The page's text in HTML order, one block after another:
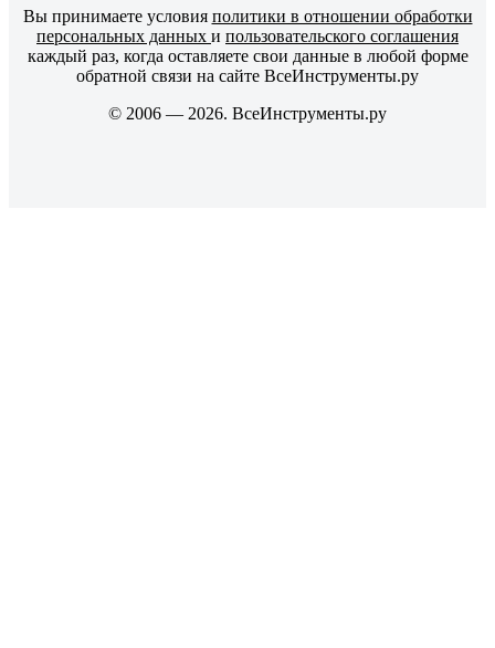
Вы принимаете условия политики в отношении обработки
персональных данных и пользовательского соглашения
каждый раз, когда оставляете свои данные в любой форме
обратной связи на сайте ВсеИнструменты.ру
© 2006 — 2026. ВсеИнструменты.ру